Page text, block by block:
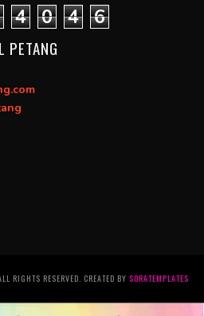
4 0 4 6
PETANG
RIGHTS RESERVED. CREATED BY SORATEMPLATES